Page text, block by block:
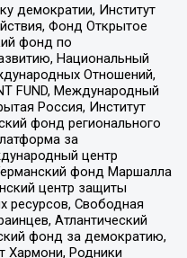
демократии, Институт
Фонд Открытое
фонд по
Национальный
Отношений,
FUND, Международный
Россия, Институт
фонд регионального
за
центр
фонд Маршалла
центр защиты
Свободная
Атлантический
фонд за демократию,
Хармони, Родники